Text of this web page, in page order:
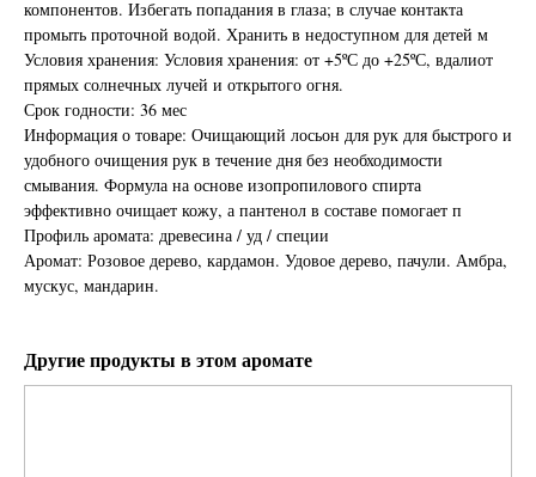
компонентов. Избегать попадания в глаза; в случае контакта
промыть проточной водой. Хранить в недоступном для детей м
Условия хранения: Условия хранения: от +5ºС до +25ºС, вдалиот
прямых солнечных лучей и открытого огня.
Срок годности: 36 мес
Информация о товаре: Очищающий лосьон для рук для быстрого и
удобного очищения рук в течение дня без необходимости
смывания. Формула на основе изопропилового спирта
эффективно очищает кожу, а пантенол в составе помогает п
Профиль аромата: древесина / уд / специи
Аромат: Розовое дерево, кардамон. Удовое дерево, пачули. Амбра,
мускус, мандарин.
Другие продукты в этом аромате